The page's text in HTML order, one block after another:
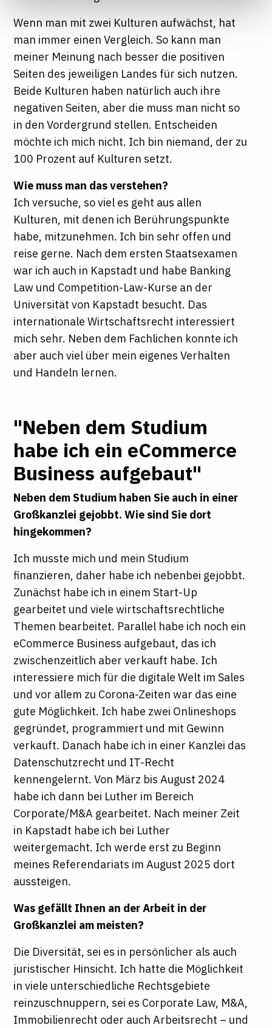
Datenschutzhinweisen
Wenn man mit zwei Kulturen aufwächst, hat
man immer einen Vergleich. So kann man
meiner Meinung nach besser die positiven
Seiten des jeweiligen Landes für sich nutzen.
Beide Kulturen haben natürlich auch ihre
negativen Seiten, aber die muss man nicht so
in den Vordergrund stellen. Entscheiden
möchte ich mich nicht. Ich bin niemand, der zu
100 Prozent auf Kulturen setzt.
Wie muss man das verstehen?
Ich versuche, so viel es geht aus allen
Kulturen, mit denen ich Berührungspunkte
habe, mitzunehmen. Ich bin sehr offen und
reise gerne. Nach dem ersten Staatsexamen
war ich auch in Kapstadt und habe Banking
Law und Competition-Law-Kurse an der
Universität von Kapstadt besucht. Das
internationale Wirtschaftsrecht interessiert
mich sehr. Neben dem Fachlichen konnte ich
aber auch viel über mein eigenes Verhalten
und Handeln lernen.
"Neben dem Studium
habe ich ein eCommerce
Business aufgebaut"
Neben dem Studium haben Sie auch in einer
Großkanzlei gejobbt. Wie sind Sie dort
hingekommen?
Ich musste mich und mein Studium
finanzieren, daher habe ich nebenbei gejobbt.
Zunächst habe ich in einem Start-Up
gearbeitet und viele wirtschaftsrechtliche
Themen bearbeitet. Parallel habe ich noch ein
eCommerce Business aufgebaut, das ich
zwischenzeitlich aber verkauft habe. Ich
interessiere mich für die digitale Welt im Sales
und vor allem zu Corona-Zeiten war das eine
gute Möglichkeit. Ich habe zwei Onlineshops
gegründet, programmiert und mit Gewinn
verkauft. Danach habe ich in einer Kanzlei das
Datenschutzrecht und IT-Recht
kennengelernt. Von März bis August 2024
habe ich dann bei Luther im Bereich
Corporate/M&A gearbeitet. Nach meiner Zeit
in Kapstadt habe ich bei Luther
weitergemacht. Ich werde erst zu Beginn
meines Referendariats im August 2025 dort
aussteigen.
Was gefällt Ihnen an der Arbeit in der
Großkanzlei am meisten?
Die Diversität, sei es in persönlicher als auch
juristischer Hinsicht. Ich hatte die Möglichkeit
in viele unterschiedliche Rechtsgebiete
reinzuschnuppern, sei es Corporate Law, M&A,
Immobilienrecht oder auch Arbeitsrecht – und